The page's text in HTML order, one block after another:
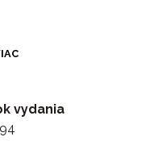
vydania